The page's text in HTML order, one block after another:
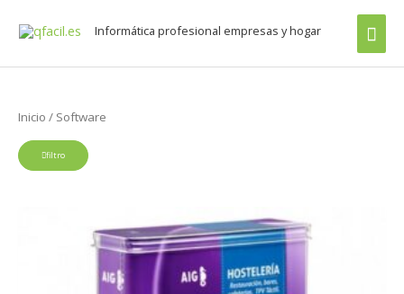
Informática profesional empresas y hogar
Inicio / Software
filtro
por: